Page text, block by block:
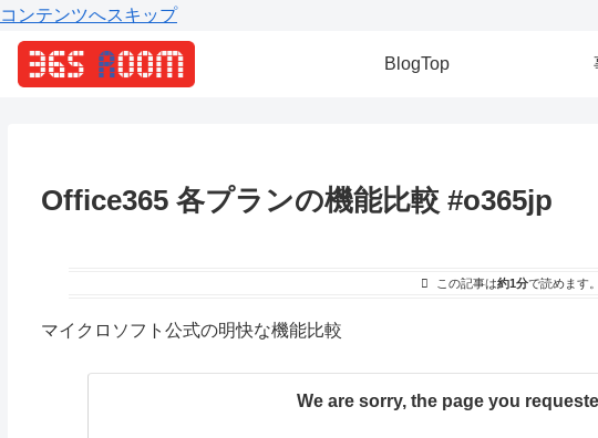
コンテンツへスキップ
BlogTop
Office365 各プランの機能比較 #o365jp
この記事は約1分で読めます。
マイクロソフト公式の明快な機能比較
We are sorry, the page you